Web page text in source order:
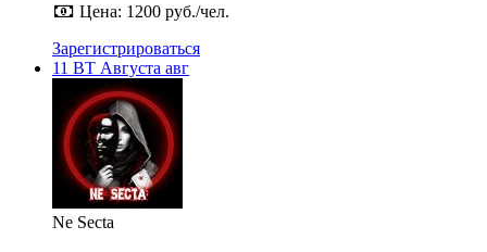
Цена: 1200 руб./чел.
Зарегистрироваться
11 ВТ Августа авг
Ne Secta